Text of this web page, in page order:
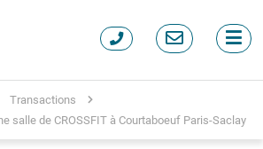
Transactions
salle de CROSSFIT à Courtaboeuf Paris-Saclay